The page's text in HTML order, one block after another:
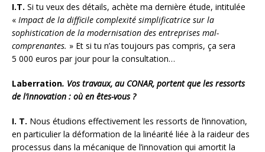
I.T. Si tu veux des détails, achète ma dernière étude, intitulée
« Impact de la difficile complexité simplificatrice sur la
sophistication de la modernisation des entreprises mal-
comprenantes. » Et si tu n’as toujours pas compris, ça sera
5 000 euros par jour pour la consultation…
Laberration. Vos travaux, au CONAR, portent que les ressorts
de l’innovation : où en êtes-vous ?
I. T. Nous étudions effectivement les ressorts de l’innovation,
en particulier la déformation de la linéarité liée à la raideur des
processus dans la mécanique de l’innovation qui amortit la